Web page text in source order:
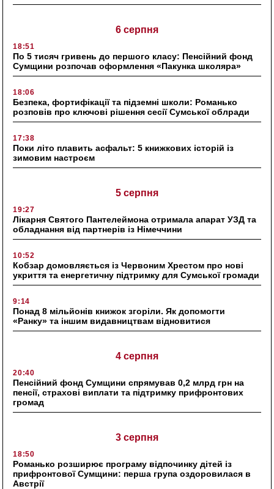
6 серпня
18:51
По 5 тисяч гривень до першого класу: Пенсійний фонд
Сумщини розпочав оформлення «Пакунка школяра»
18:06
Безпека, фортифікації та підземні школи: Романько
розповів про ключові рішення сесії Сумської облради
17:38
Поки літо плавить асфальт: 5 книжкових історій із
зимовим настроєм
5 серпня
19:27
Лікарня Святого Пантелеймона отримала апарат УЗД та
обладнання від партнерів із Німеччини
10:52
Кобзар домовляється із Червоним Хрестом про нові
укриття та енергетичну підтримку для Сумської громади
9:14
Понад 8 мільйонів книжок згоріли. Як допомогти
«Ранку» та іншим видавництвам відновитися
4 серпня
20:40
Пенсійний фонд Сумщини спрямував 0,2 млрд грн на
пенсії, страхові виплати та підтримку прифронтових
громад
3 серпня
18:50
Романько розширює програму відпочинку дітей із
прифронтової Сумщини: перша група оздоровилася в
Австрії